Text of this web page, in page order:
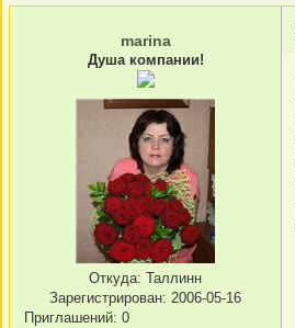
marina
Душа компании!
Откуда: Таллинн
Зарегистрирован: 2006-05-16
Приглашений: 0